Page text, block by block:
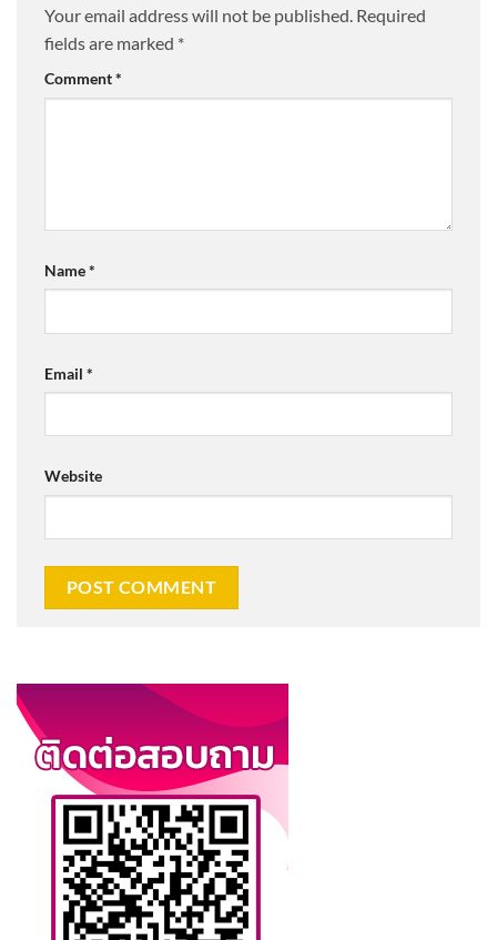
Your email address will not be published. Required
fields are marked *
Comment*
Name*
Email *
Website